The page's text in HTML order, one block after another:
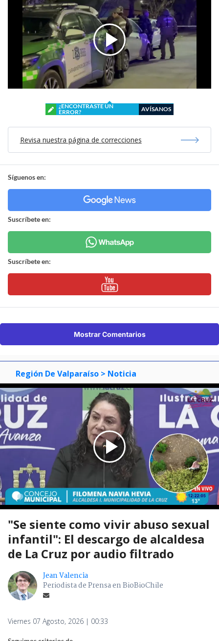
¿ENCONTRASTE UN
ERROR?
AVÍSANOS
Revisa nuestra página de correcciones
Síguenos en:
Suscríbete en:
Suscríbete en:
Mostrar Comentarios
Región De Valparaíso > Noticia
"Se siente como vivir abuso sexual
infantil": El descargo de alcaldesa
de La Cruz por audio filtrado
Jean Valencia
Periodista de Prensa en BioBioChile
Viernes 07 Agosto, 2026 | 00:33